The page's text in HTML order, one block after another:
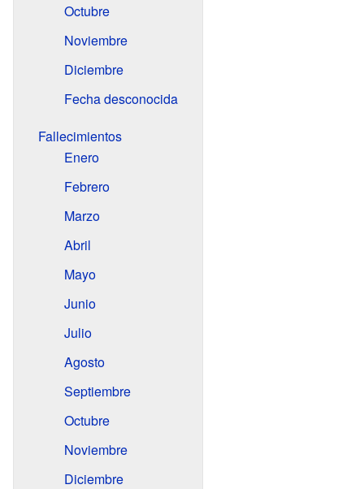
Octubre
Noviembre
Diciembre
Fecha desconocida
Fallecimientos
Enero
Febrero
Marzo
Abril
Mayo
Junio
Julio
Agosto
Septiembre
Octubre
Noviembre
Diciembre